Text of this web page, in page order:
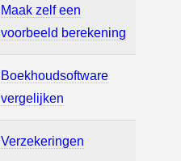
Maak zelf een
voorbeeld berekening
Boekhoudsoftware
vergelijken
Verzekeringen